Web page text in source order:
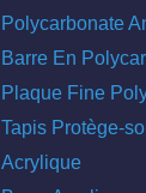
Polycarbonate
Barre En
Plaque Fine
Tapis Protège-
Acrylique